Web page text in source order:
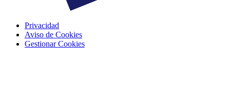
Privacidad
Aviso de Cookies
Gestionar Cookies